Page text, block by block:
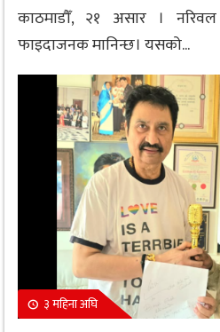
काठमाडौँ, २१ असार । नरिवल
फाइदाजनक मानिन्छ। यसको...
३ महिना अघि